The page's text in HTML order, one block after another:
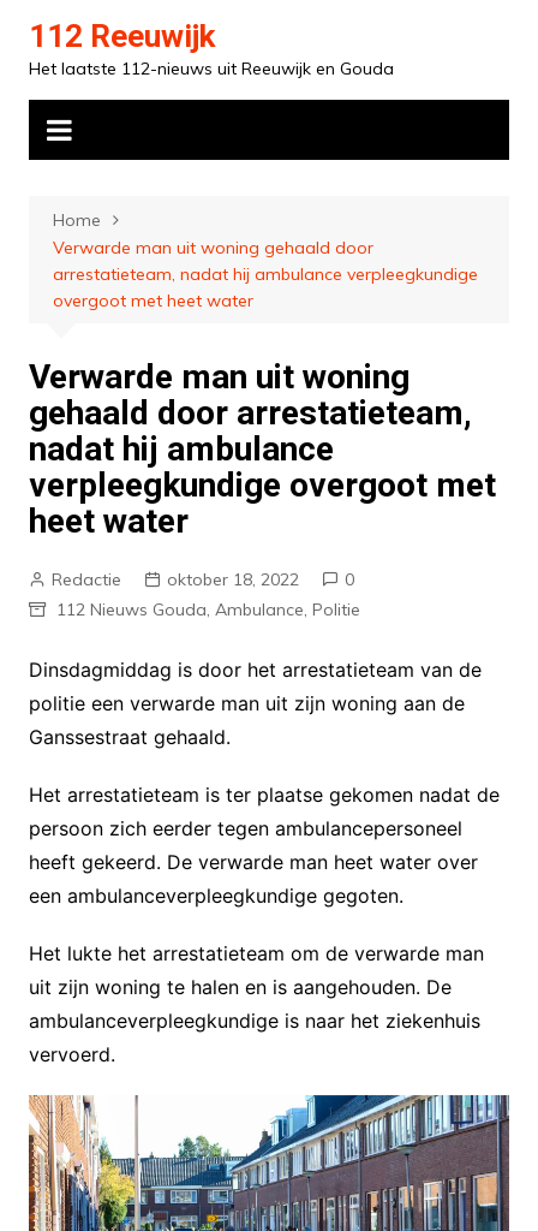
inhoud
112 Reeuwijk
Het laatste 112-nieuws uit Reeuwijk en Gouda
Home
Verwarde man uit woning gehaald door
arrestatieteam, nadat hij ambulance verpleegkundige
overgoot met heet water
Verwarde man uit woning
gehaald door arrestatieteam,
nadat hij ambulance
verpleegkundige overgoot met
heet water
Redactie oktober 18, 2022
0
112 Nieuws Gouda, Ambulance, Politie
Dinsdagmiddag is door het arrestatieteam van de
politie een verwarde man uit zijn woning aan de
Ganssestraat gehaald.
Het arrestatieteam is ter plaatse gekomen nadat de
persoon zich eerder tegen ambulancepersoneel
heeft gekeerd. De verwarde man heet water over
een ambulanceverpleegkundige gegoten.
Het lukte het arrestatieteam om de verwarde man
uit zijn woning te halen en is aangehouden. De
ambulanceverpleegkundige is naar het ziekenhuis
vervoerd.